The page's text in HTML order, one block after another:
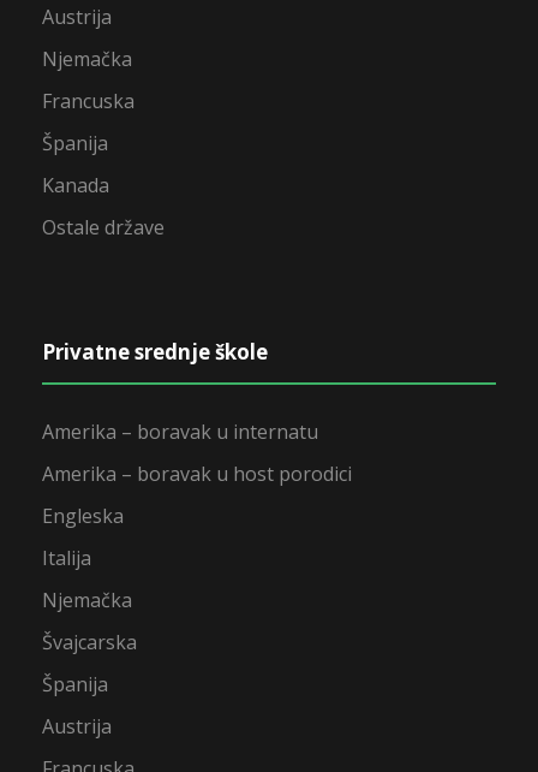
Austrija
Njemačka
Francuska
Španija
Kanada
Ostale države
Privatne srednje škole
Amerika – boravak u internatu
Amerika – boravak u host porodici
Engleska
Italija
Njemačka
Švajcarska
Španija
Austrija